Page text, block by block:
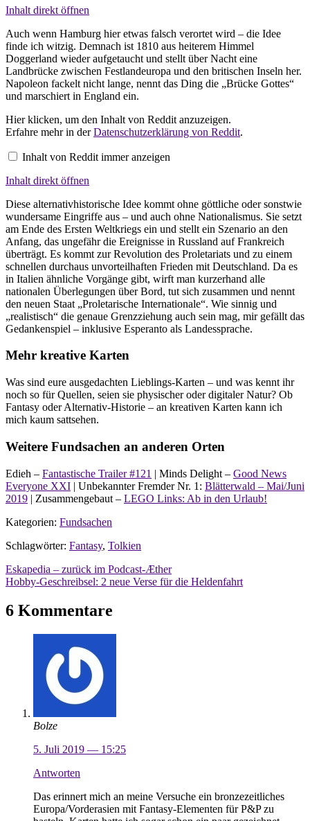
Inhalt direkt öffnen
Auch wenn Hamburg hier etwas falsch verortet wird – die Idee
finde ich witzig. Demnach ist 1810 aus heiterem Himmel
Doggerland wieder aufgetaucht und stellt über Nacht eine
Landbrücke zwischen Festlandeuropa und den britischen Inseln her.
Napoleon fackelt nicht lange, nennt das Ding die „Brücke Gottes“
und marschiert in England ein.
Inhalt
von
Reddit
Hier klicken, um den Inhalt von Reddit anzuzeigen.
Erfahre mehr in derDatenschutzerklärung von Reddit.
Inhalt von Reddit immer anzeigen
Inhalt direkt öffnen
Diese alternativhistorische Idee kommt ohne göttliche oder sonstwie
wundersame Eingriffe aus – und auch ohne Nationalismus. Sie setzt
am Ende des Ersten Weltkriegs ein und stellt ein Szenario an den
Anfang, das ungefähr die Ereignisse in Russland auf Frankreich
überträgt. Es kommt zur Revolution des Proletariats und zu einem
schnellen durchaus unvorteilhaften Frieden mit Deutschland. Da es
in Italien ähnliche Vorgänge gibt, wirft man kurzerhand alle
nationalen Überlegungen über Bord, tut sich zusammen und nennt
den neuen Staat „Proletarische Internationale“. Wie sinnig und
„realistisch“ die genaue Grenzziehung auch sein mag, mir gefällt das
Gedankenspiel – inklusive Esperanto als Landessprache.
Mehr kreative Karten
Was sind eure ausgedachten Lieblings-Karten – und was kennt ihr
noch so für Quellen, seien sie physischer oder digitaler Natur? Ob
Fantasy oder Alternativ-Historie – an kreativen Karten kann ich
mich kaum sattsehen.
Weitere Fundsachen an anderen Orten
Edieh – Fantastische Trailer #121 | Minds Delight – Good News
Everyone XXI | Unbekannter Fremder Nr. 1: Blätterwald – Mai/Juni
2019 | Zusammengebaut – LEGO Links: Ab in den Urlaub!
Kategorien: Fundsachen
Schlagwörter: Fantasy, Tolkien
Beitragsnavigation
Eskapedia – zurück im Podcast-Æther
Hobby-Geschreibsel: 2 neue Verse für die Heldenfahrt
6 Kommentare
Bolze
5. Juli 2019 — 15:25
Antworten
Das erinnert mich an meine Versuche ein bronzezeitliches
Europa/Vorderasien mit Fantasy-Elementen für P&P zu